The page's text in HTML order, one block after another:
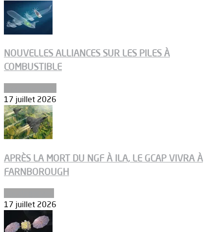
NOUVELLES ALLIANCES SUR LES PILES À
COMBUSTIBLE
17 juillet 2026
APRÈS LA MORT DU NGF À ILA, LE GCAP VIVRA À
FARNBOROUGH
17 juillet 2026